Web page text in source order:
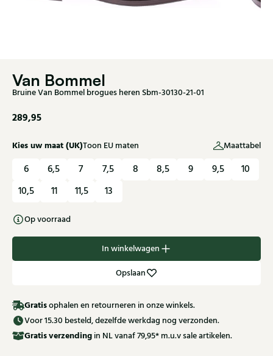
Van Bommel
Bruine Van Bommel brogues heren Sbm-30130-21-01
289,95
Kies uw maat (UK)Toon EU maten Maattabel
6 6,5 7 7,5 8 8,5 9 9,5
10
10,5
11 11,5 13
Op voorraad
In winkelwagen
Opslaan
Gratisophalen en retourneren in onze winkels.
Voor 15.30 besteld, dezelfde werkdag nog verzonden.
Gratisverzending in NL vanaf 79,95* m.u.v sale artikelen.